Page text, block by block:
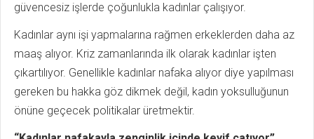
güvencesiz işlerde çoğunlukla kadınlar çalışıyor.
Kadınlar aynı işi yapmalarına rağmen erkeklerden daha az
maaş alıyor. Kriz zamanlarında ilk olarak kadınlar işten
çıkartılıyor. Genellikle kadınlar nafaka alıyor diye yapılması
gereken bu hakka göz dikmek değil, kadın yoksulluğunun
önüne geçecek politikalar üretmektir.